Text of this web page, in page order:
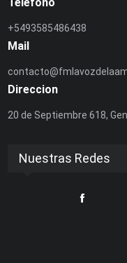
+5493585486438
Mail
Direccion
20 de Septiembre 618,
Nuestras Redes